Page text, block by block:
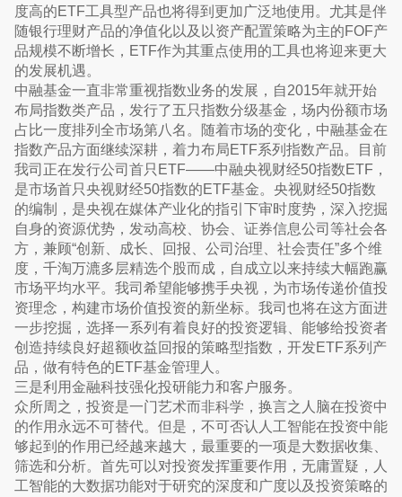
度高的ETF工具型产品也将得到更加广泛地使用。尤其是伴
随银行理财产品的净值化以及以资产配置策略为主的FOF产
品规模不断增长，ETF作为其重点使用的工具也将迎来更大
的发展机遇。
中融基金一直非常重视指数业务的发展，自2015年就开始
布局指数类产品，发行了五只指数分级基金，场内份额市场
占比一度排列全市场第八名。随着市场的变化，中融基金在
指数产品方面继续深耕，着力布局ETF系列指数产品。目前
我司正在发行公司首只ETF——中融央视财经50指数ETF，
是市场首只央视财经50指数的ETF基金。央视财经50指数
的编制，是央视在媒体产业化的指引下审时度势，深入挖掘
自身的资源优势，发动高校、协会、证券信息公司等社会各
方，兼顾“创新、成长、回报、公司治理、社会责任”多个维
度，千淘万漉多层精选个股而成，自成立以来持续大幅跑赢
市场平均水平。我司希望能够携手央视，为市场传递价值投
资理念，构建市场价值投资的新坐标。我司也将在这方面进
一步挖掘，选择一系列有着良好的投资逻辑、能够给投资者
创造持续良好超额收益回报的策略型指数，开发ETF系列产
品，做有特色的ETF基金管理人。
三是利用金融科技强化投研能力和客户服务。
众所周之，投资是一门艺术而非科学，换言之人脑在投资中
的作用永远不可替代。但是，不可否认人工智能在投资中能
够起到的作用已经越来越大，最重要的一项是大数据收集、
筛选和分析。首先可以对投资发挥重要作用，无庸置疑，人
工智能的大数据功能对于研究的深度和广度以及投资策略的